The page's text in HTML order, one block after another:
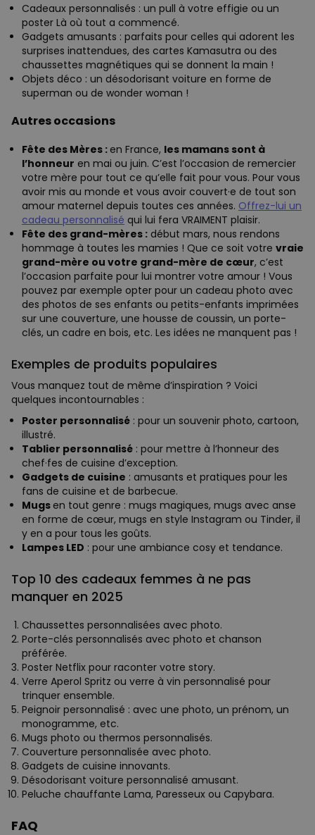
Cadeaux personnalisés : un pull à votre effigie ou un
poster Là où tout a commencé.
Gadgets amusants : parfaits pour celles qui adorent les
surprises inattendues, des cartes Kamasutra ou des
chaussettes magnétiques qui se donnent la main !
Objets déco : un désodorisant voiture en forme de
superman ou de wonder woman !
Autres occasions
Fête des Mères :en France, les mamans sont à
l’honneur en mai ou juin. C’est l’occasion de remercier
votre mère pour tout ce qu’elle fait pour vous. Pour vous
avoir mis au monde et vous avoir couvert·e de tout son
amour maternel depuis toutes ces années. Offrez-lui un
cadeau personnalisé qui lui fera VRAIMENT plaisir.
Fête des grand-mères : début mars, nous rendons
hommage à toutes les mamies ! Que ce soit votre vraie
grand-mère ou votre grand-mère de cœur, c’est
l’occasion parfaite pour lui montrer votre amour ! Vous
pouvez par exemple opter pour un cadeau photo avec
des photos de ses enfants ou petits-enfants imprimées
sur une couverture, une housse de coussin, un porte-
clés, un cadre en bois, etc. Les idées ne manquent pas !
Exemples de produits populaires
Vous manquez tout de même d’inspiration ? Voici
quelques incontournables :
Poster personnalisé : pour un souvenir photo, cartoon,
illustré.
Tablier personnalisé : pour mettre à l’honneur des
chef·fes de cuisine d’exception.
Gadgets de cuisine : amusants et pratiques pour les
fans de cuisine et de barbecue.
Mugsen tout genre : mugs magiques, mugs avec anse
en forme de cœur, mugs en style Instagram ou Tinder, il
y en a pour tous les goûts.
Lampes LED : pour une ambiance cosy et tendance.
Top 10 des cadeaux femmes à ne pas
manquer en 2025
Chaussettes personnalisées avec photo.
Porte-clés personnalisés avec photo et chanson
préférée.
Poster Netflix pour raconter votre story.
Verre Aperol Spritz ou verre à vin personnalisé pour
trinquer ensemble.
Peignoir personnalisé : avec une photo, un prénom, un
monogramme, etc.
Mugs photo ou thermos personnalisés.
Couverture personnalisée avec photo.
Gadgets de cuisine innovants.
Désodorisant voiture personnalisé amusant.
Peluche chauffante Lama, Paresseux ou Capybara.
FAQ